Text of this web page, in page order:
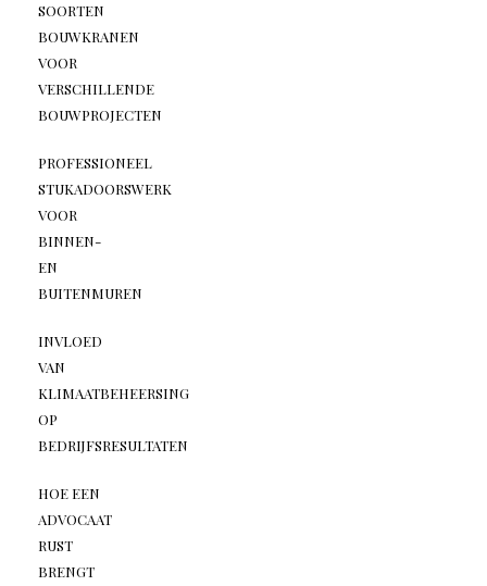
SOORTEN
BOUWKRANEN
VOOR
VERSCHILLENDE
BOUWPROJECTEN
PROFESSIONEEL
STUKADOORSWERK
VOOR
BINNEN-
EN
BUITENMUREN
INVLOED
VAN
KLIMAATBEHEERSING
OP
BEDRIJFSRESULTATEN
HOE EEN
ADVOCAAT
RUST
BRENGT